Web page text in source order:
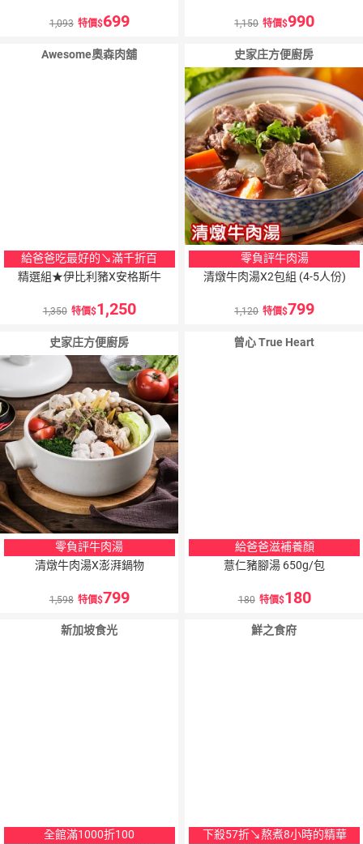
1,093 特價 699 1,150 特價 990
Awesome奧森肉舖
給爸爸吃最好的↘滿千折百
精選組★伊比利豬X安格斯牛
1,350 特價 1,250
史家庄方便廚房
零負評牛肉湯
清燉牛肉湯X2包組 (4-5人份)
1,120 特價 799
史家庄方便廚房
零負評牛肉湯
清燉牛肉湯X澎湃鍋物
1,598 特價 799
曾心 True Heart
給爸爸滋補養顏
薏仁豬腳湯 650g/包
180 特價 180
新加坡食光
全館滿1000折100
鮮之食府
下殺57折↘熬煮8小時的精華